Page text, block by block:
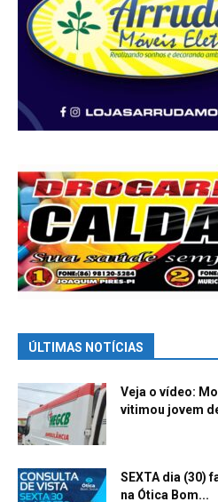
ÚLTIMAS NOTÍCIAS
Veja o vídeo:
vitimou jovem
SEXTA dia (30)
na Ótica Bom...